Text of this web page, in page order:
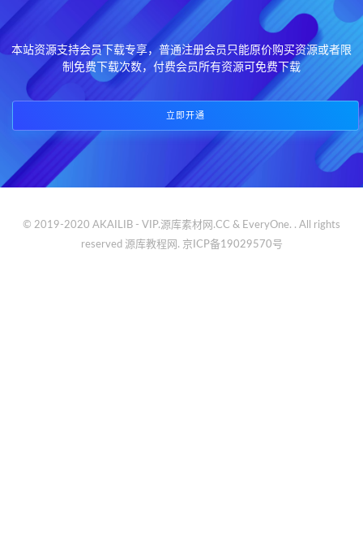
本站资源支持会员下载专享，普通注册会员只能原价购买资源或者限
制免费下载次数，付费会员所有资源可免费下载
立即开通
© 2019-2020 AKAILIB - VIP.源库素材网.CC & EveryOne. . All rights
reserved 源库教程网. 京ICP备19029570号